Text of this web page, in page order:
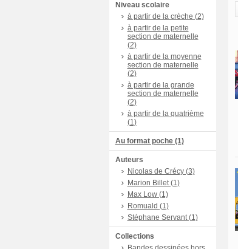
Niveau scolaire
à partir de la crèche (2)
à partir de la petite
section de maternelle
(2)
à partir de la moyenne
section de maternelle
(2)
à partir de la grande
section de maternelle
(2)
à partir de la quatrième
(1)
Au format poche (1)
Auteurs
Nicolas de Crécy (3)
Marion Billet (1)
Max Low (1)
Romuald (1)
Stéphane Servant (1)
Collections